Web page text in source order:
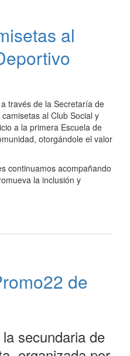
al
través de la Secretaría de
al Club Social y
a la primera Escuela de
otorgándole el valor
continuamos acompañando
la inclusión y
de
secundaria de